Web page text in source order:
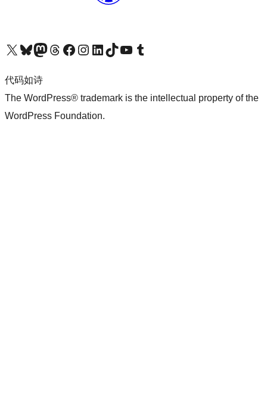
关注我们的 X（原 Twitter）账号访问我们的 Bluesky 账号关注我们的 Mastodon 账号访问我们的 Threads 账号 访问我们的 Facebook 公共主页关注我们的 Instagram 账号 关注我们的 LinkedIn 主页访问我们的 TikTok 账号访问我们的 YouTube 频道 访问我们的 Tumblr 账号
代码如诗
The WordPress® trademark is the intellectual property of the
WordPress Foundation.